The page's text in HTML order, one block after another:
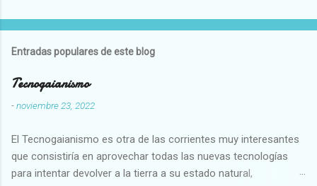
Entradas populares de este blog
Tecnogaianismo
-noviembre 23, 2022
El Tecnogaianismo es otra de las corrientes muy interesantes
que consistiría en aprovechar todas las nuevas tecnologías
para intentar devolver a la tierra a su estado natural,